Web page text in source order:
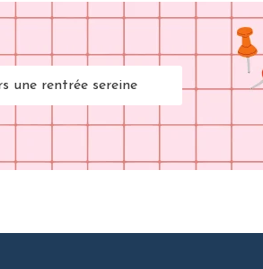
une rentrée sereine